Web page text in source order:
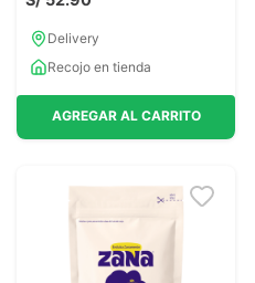
Delivery
Recojo en tienda
AGREGAR AL CARRITO